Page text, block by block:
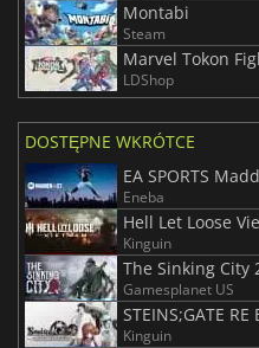
Montabi
Steam
Marvel Tokon
LDShop
DOSTĘPNE WKRÓTCE
EA SPORTS
Eneba
Hell Let Loose
Kinguin
The Sinking City
Gamesplanet US
STEINS;GATE RE
Kinguin